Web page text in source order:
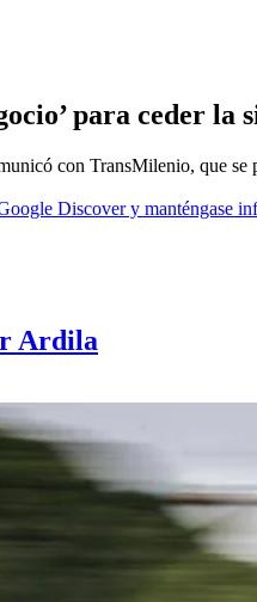
para ceder
con TransMilenio, que se
Discover y manténgase
Ardila